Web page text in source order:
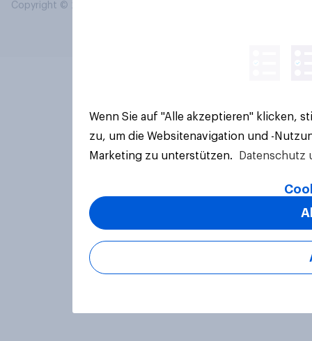
Copyright © 2026 YouGov PLC. Alle Rechte vorbehalten.
Wenn Sie auf "Alle akzeptieren" klicken,
zu, um die Websitenavigation und -
Marketing zu unterstützen.
Datenschutz